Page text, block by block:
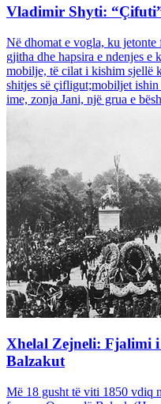
Vladimir Shyti:
Në dhomat e vogla, ku
gjitha dhe hapsira e ndenjes e
mobilje, të cilat i kishim sjellë
shitjes së çifligut;mobiljet
ime, zonja Jani, një grua e
Xhelal Zejneli: Fjalimi i
Balzakut
Më 18 gusht të viti 1850 vdiq